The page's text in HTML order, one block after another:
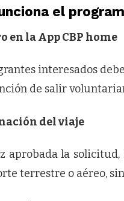
el
en la App CBP home
interesados
de salir
del viaje
aprobada la
terrestre o aéreo,